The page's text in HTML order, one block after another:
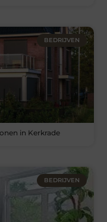
BEDRIJVEN
in Kerkrade
BEDRIJVEN